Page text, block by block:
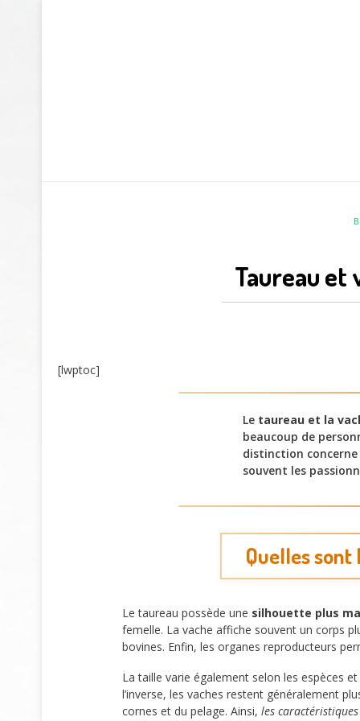
Taureau
[lwptoc]
Le taureau et la
beaucoup de
distinction
souvent les
Quelles
Le taureau possède une silhouette plus
femelle. La vache affiche souvent un corps
bovines. Enfin, les organes reproducteurs
La taille varie également selon les espèces
l’inverse, les vaches restent généralement
cornes et du pelage. Ainsi, les